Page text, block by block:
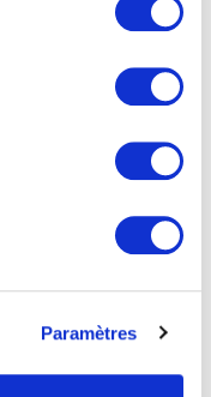
Paramètres